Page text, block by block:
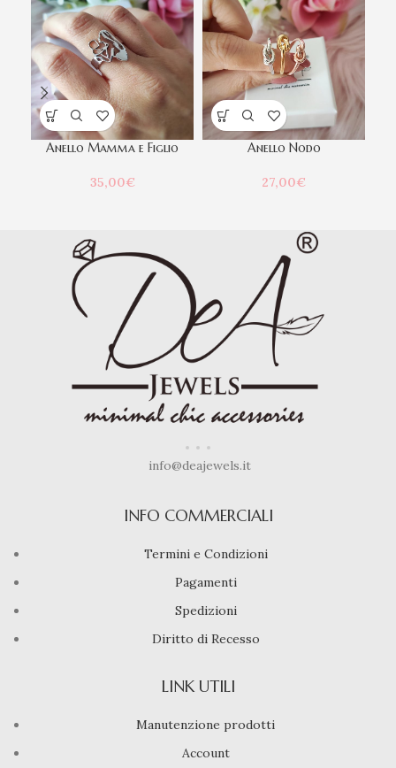
Anello Mamma e Figlio
35,00€
Anello Nodo
27,00€
info@deajewels.it
INFO COMMERCIALI
Termini e Condizioni
Pagamenti
Spedizioni
Diritto di Recesso
LINK UTILI
Manutenzione prodotti
Account